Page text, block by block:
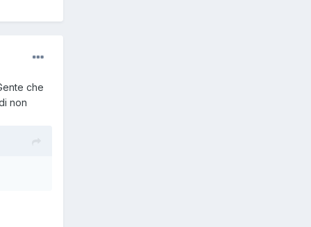
che
non